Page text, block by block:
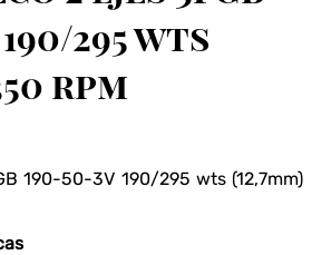
295 wts
rpm
190-50-3V 190/295 wts (12,7mm)